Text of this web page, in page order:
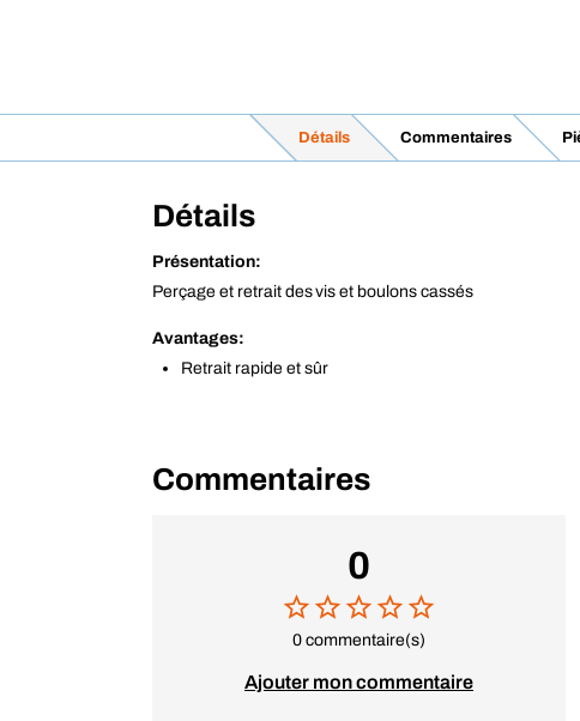
Détails Commentaires
Détails
Présentation:
Perçage et retrait des vis et boulons cassés
Avantages:
Retrait rapide et sûr
Commentaires
0
0 commentaire(s)
Ajouter mon commentaire